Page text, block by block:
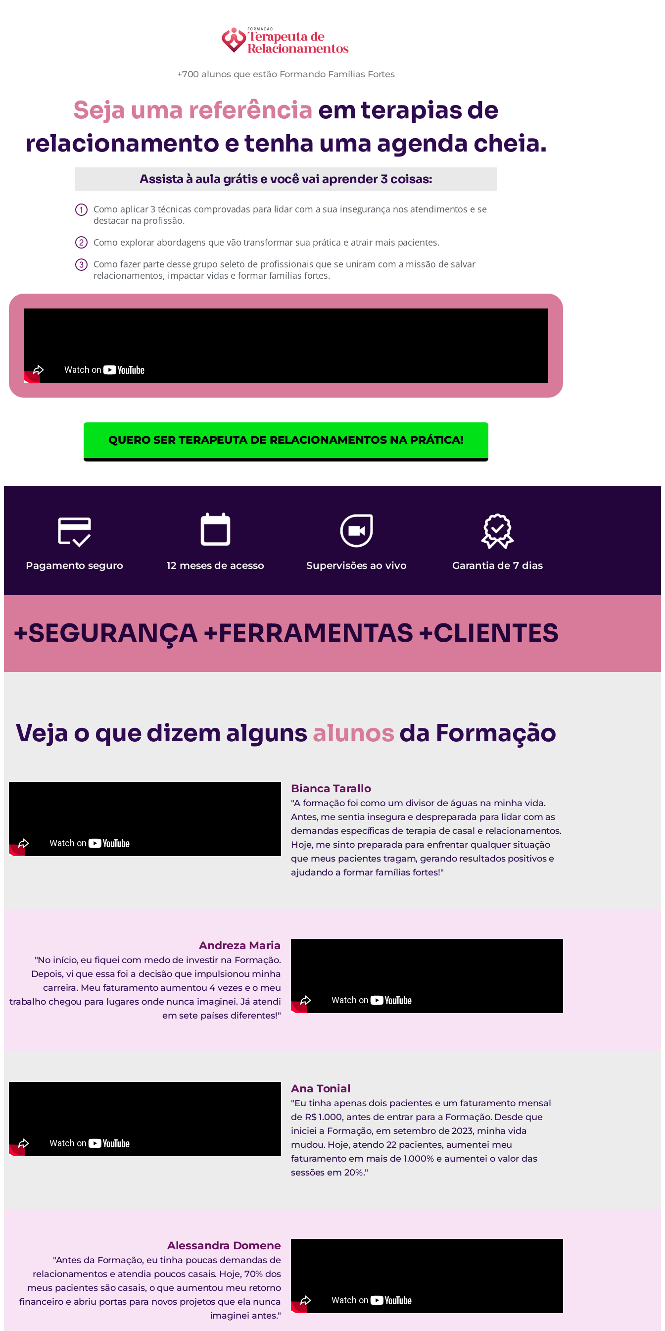
+700 alunos que estão Formando Famílias Fortes
Seja uma referência em terapias de
relacionamento e tenha uma agenda cheia.
Assista à aula grátis e você vai aprender 3 coisas:
Como aplicar 3 técnicas comprovadas para lidar com a sua insegurança nos atendimentos e se
destacar na profissão.
Como explorar abordagens que vão transformar sua prática e atrair mais pacientes.
Como fazer parte desse grupo seleto de profissionais que se uniram com a missão de salvar
relacionamentos, impactar vidas e formar famílias fortes.
QUERO SER TERAPEUTA DE RELACIONAMENTOS NA PRÁTICA!
Pagamento seguro 12 meses de acesso Supervisões ao vivo Garantia de 7 dias
+SEGURANÇA +FERRAMENTAS +CLIENTES
Veja o que dizem algunsalunosda Formação
Bianca Tarallo
"A formação foi como um divisor de águas na minha vida.
Antes, me sentia insegura e despreparada para lidar com as
demandas específicas de terapia de casal e relacionamentos.
Hoje, me sinto preparada para enfrentar qualquer situação
que meus pacientes tragam, gerando resultados positivos e
ajudando a formar famílias fortes!"
Andreza Maria
"No início, eu fiquei com medo de investir na Formação.
Depois, vi que essa foi a decisão que impulsionou minha
carreira. Meu faturamento aumentou 4 vezes e o meu
trabalho chegou para lugares onde nunca imaginei. Já atendi
em sete países diferentes!"
Ana Tonial
"Eu tinha apenas dois pacientes e um faturamento mensal
de R$ 1.000, antes de entrar para a Formação. Desde que
iniciei a Formação, em setembro de 2023, minha vida
mudou. Hoje, atendo 22 pacientes, aumentei meu
faturamento em mais de 1.000% e aumentei o valor das
sessões em 20%."
Alessandra Domene
"Antes da Formação, eu tinha poucas demandas de
relacionamentos e atendia poucos casais. Hoje, 70% dos
meus pacientes são casais, o que aumentou meu retorno
financeiro e abriu portas para novos projetos que ela nunca
imaginei antes."